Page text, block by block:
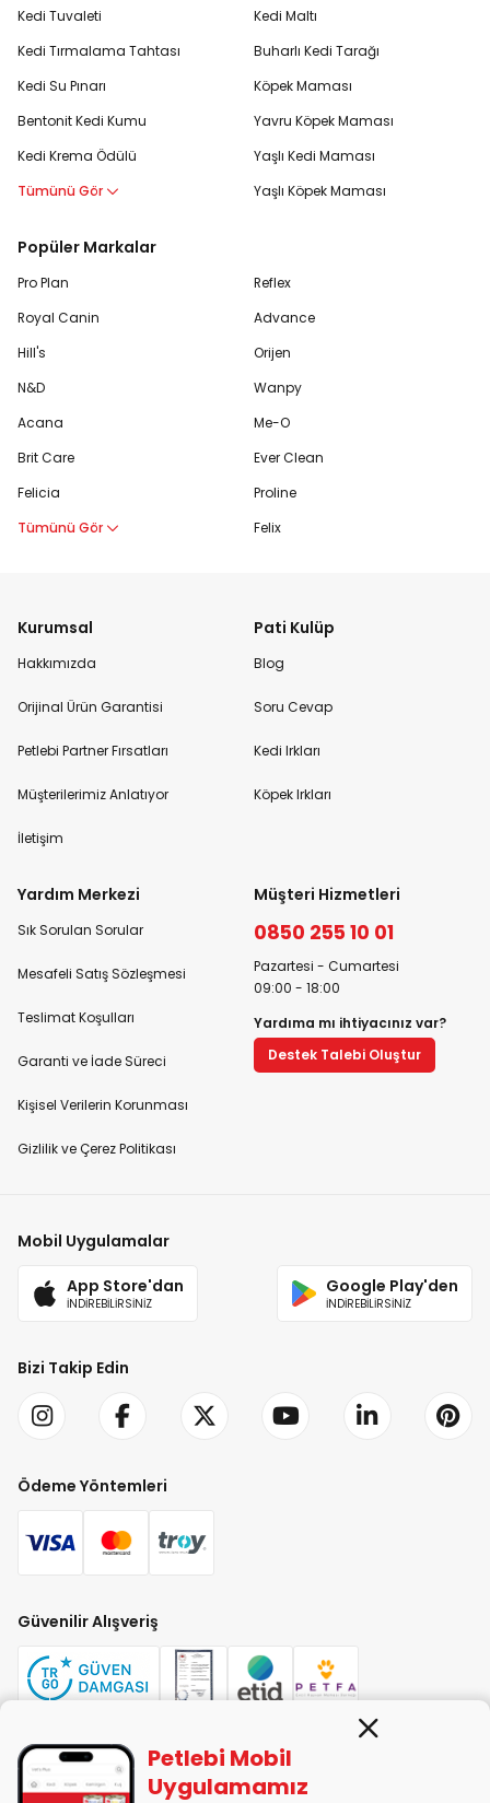
Kedi Tuvaleti
Kedi Tırmalama Tahtası
Kedi Su Pınarı
Bentonit Kedi Kumu
Kedi Krema Ödülü
Tümünü Gör
Kedi Maltı
Buharlı Kedi Tarağı
Köpek Maması
Yavru Köpek Maması
Yaşlı Kedi Maması
Yaşlı Köpek Maması
Popüler Markalar
Pro Plan
Royal Canin
Hill's
N&D
Acana
Brit Care
Felicia
Tümünü Gör
Reflex
Advance
Orijen
Wanpy
Me-O
Ever Clean
Proline
Felix
Kurumsal
Hakkımızda
Orijinal Ürün Garantisi
Petlebi Partner Fırsatları
Müşterilerimiz Anlatıyor
İletişim
Pati Kulüp
Blog
Soru Cevap
Kedi Irkları
Köpek Irkları
Yardım Merkezi
Sık Sorulan Sorular
Mesafeli Satış Sözleşmesi
Teslimat Koşulları
Garanti ve İade Süreci
Kişisel Verilerin Korunması
Gizlilik ve Çerez Politikası
Müşteri Hizmetleri
0850 255 10 01
Pazartesi - Cumartesi
09:00 - 18:00
Yardıma mı ihtiyacınız var?
Destek Talebi Oluştur
Mobil Uygulamalar
App Store'dan
İNDİREBİLİRSİNİZ
Google Play'den
İNDİREBİLİRSİNİZ
Bizi Takip Edin
Ödeme Yöntemleri
Güvenilir Alışveriş
PETLEBİ EVCİL HAYVAN ÜRÜNLERİ PAZ. SAN. TİC. LTD. ŞTİ. Alaşarköy Mah.
1. Alaşar Cad. No: 9 Osmangazi/Bursa
Petlebi Mobil
Uygulamamız